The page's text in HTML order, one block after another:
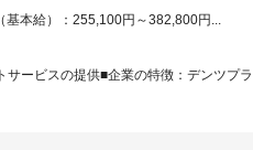
本給）：255,100円～382,800円...
ービスの提供■企業の特徴：デンツプラ